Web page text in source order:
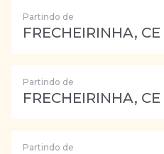
Partindo de
FRECHEIRINHA, CE
Partindo de
FRECHEIRINHA, CE
Partindo de